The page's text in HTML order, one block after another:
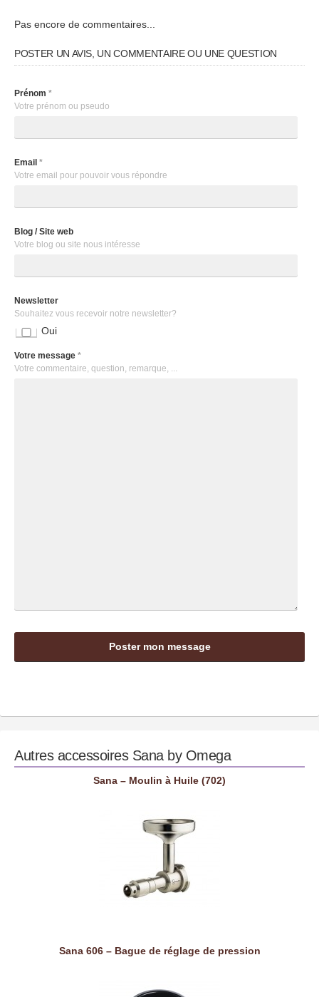
Pas encore de commentaires...
POSTER UN AVIS, UN COMMENTAIRE OU UNE QUESTION
Prénom *
Votre prénom ou pseudo
Email *
Votre email pour pouvoir vous répondre
Blog / Site web
Votre blog ou site nous intéresse
Newsletter
Souhaitez vous recevoir notre newsletter?
Oui
Votre message *
Votre commentaire, question, remarque, ...
Autres accessoires Sana by Omega
Sana – Moulin à Huile (702)
Sana 606 – Bague de réglage de pression